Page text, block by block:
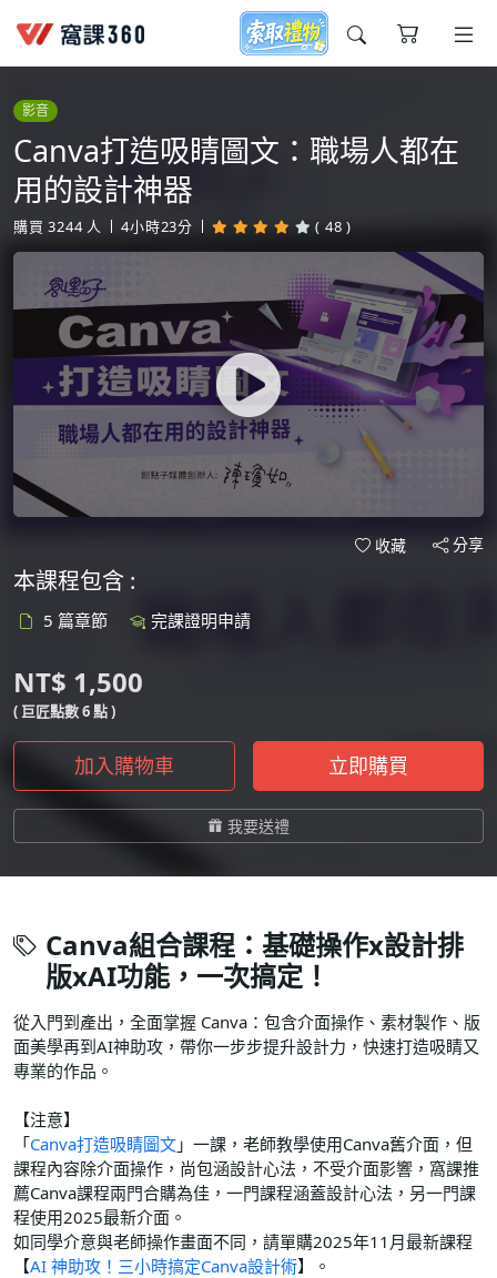
今天想要學什麼?
窩課推薦給您
影音
Canva打造吸睛圖文：職場人都在
用的設計神器
購買 3244 人 4小時23分 ( 48 )
收藏 分享
本課程包含 :
5 篇章節 完課證明申請
NT$ 1,500
( 巨匠點數 6 點 )
加入購物車 立即購買
我要送禮
Canva組合課程：基礎操作x設計排
版xAI功能，一次搞定！
從入門到產出，全面掌握 Canva：包含介面操作、素材製作、版
面美學再到AI神助攻，帶你一步步提升設計力，快速打造吸睛又
專業的作品。
【注意】
「Canva打造吸睛圖文 」一課，老師教學使用Canva舊介面，但
課程內容除介面操作，尚包涵設計心法，不受介面影響，窩課推
薦Canva課程兩門合購為佳，一門課程涵蓋設計心法，另一門課
程使用2025最新介面。
如同學介意與老師操作畫面不同，請單購2025年11月最新課程
【AI 神助攻！三小時搞定Canva設計術】。